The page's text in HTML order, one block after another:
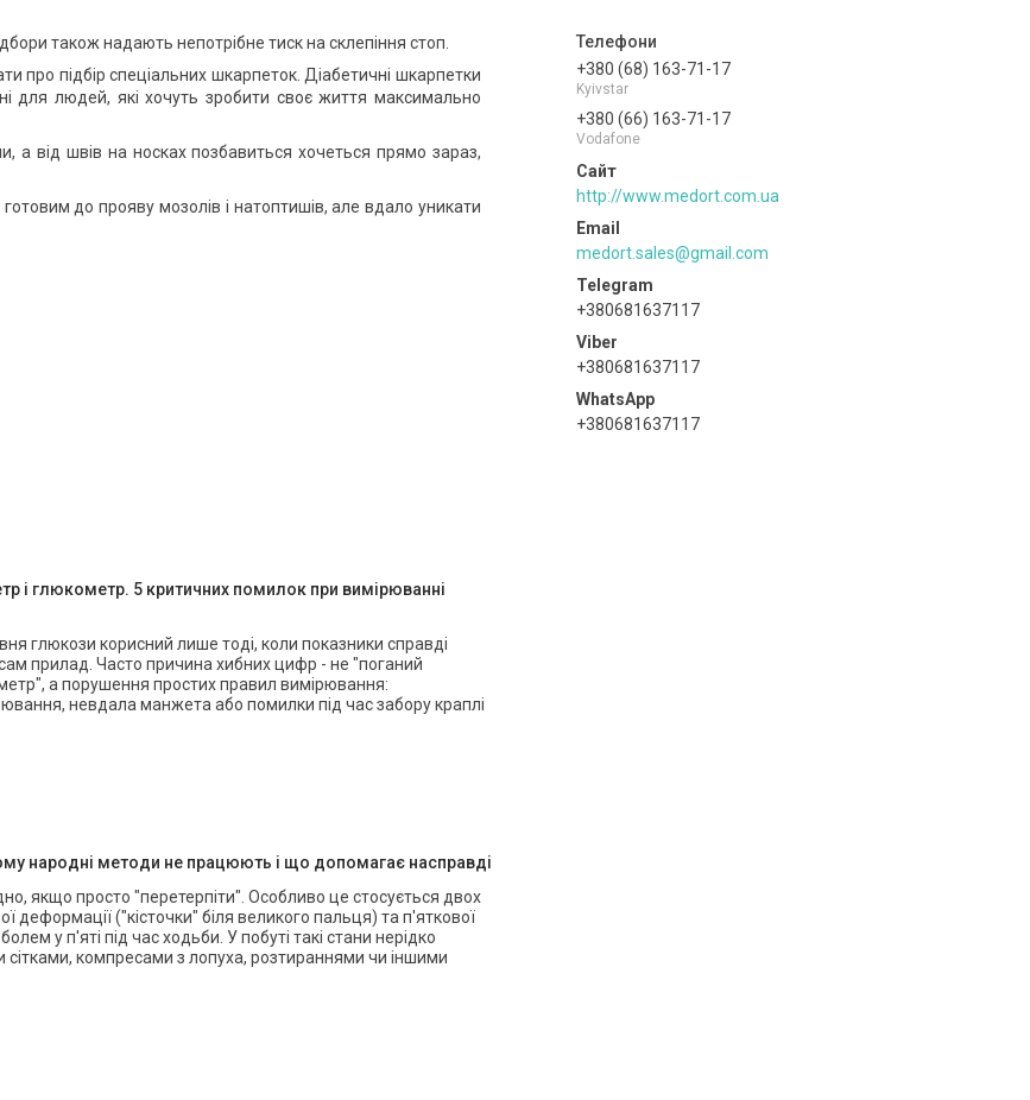
+380 (68) 163-71-17
Kyivstar
+380 (66) 163-71-17
Vodafone
http://www.medort.com.ua
medort.sales@gmail.com
+380681637117
+380681637117
+380681637117
також надають непотрібне тиск на склепіння стоп.
про підбір спеціальних шкарпеток. Діабетичні шкарпетки
для людей, які хочуть зробити своє життя максимально
а від швів на носках позбавиться хочеться прямо зараз,
до прояву мозолів і натоптишів, але вдало уникати
і глюкометр. 5 критичних помилок при вимірюванні
глюкози корисний лише тоді, коли показники справді
сам прилад. Часто причина хибних цифр - не "поганий
а порушення простих правил вимірювання:
невдала манжета або помилки під час забору краплі
народні методи не працюють і що допомагає насправді
якщо просто "перетерпіти". Особливо це стосується двох
деформації ("кісточки" біля великого пальця) та п'яткової
у п'яті під час ходьби. У побуті такі стани нерідко
компресами з лопуха, розтираннями чи іншими